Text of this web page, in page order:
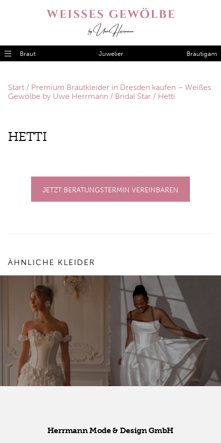
Braut Juwelier Bräutigam
Start / Premium Brautkleider in Dresden kaufen – Weißes
Gewölbe by Uwe Herrmann / Bridal Star / Hetti
HET­TI
JETZT BERATUNGSTERMIN VEREINBAREN
ÄHNLICHE KLEIDER
Herr­mann Mode & De­sign GmbH